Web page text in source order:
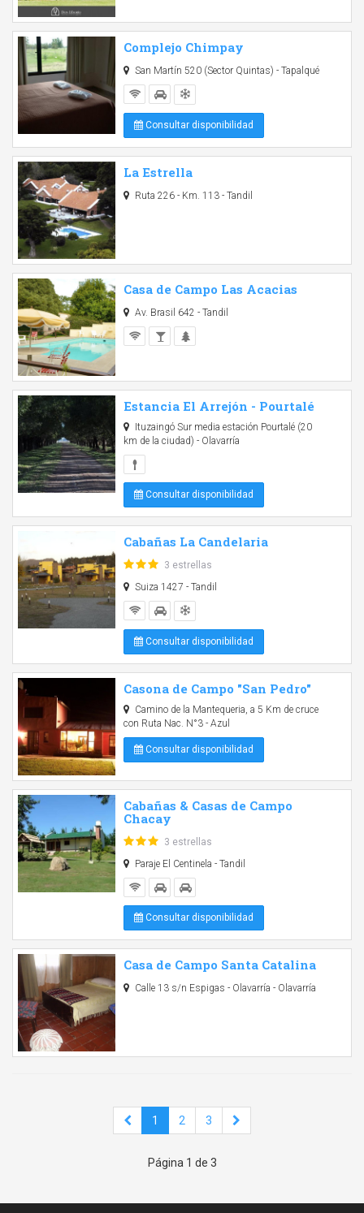
Complejo Chimpay
San Martín 520 (Sector Quintas) - Tapalqué
Consultar disponibilidad
La Estrella
Ruta 226 - Km. 113 - Tandil
Casa de Campo Las Acacias
Av. Brasil 642 - Tandil
Estancia El Arrejón - Pourtalé
Ituzaingó Sur media estación Pourtalé (20
km de la ciudad) - Olavarría
Consultar disponibilidad
Cabañas La Candelaria
3 estrellas
Suiza 1427 - Tandil
Consultar disponibilidad
Casona de Campo "San Pedro"
Camino de la Mantequeria, a 5 Km de cruce
con Ruta Nac. N°3 - Azul
Consultar disponibilidad
Cabañas & Casas de Campo
Chacay
3 estrellas
Paraje El Centinela - Tandil
Consultar disponibilidad
Casa de Campo Santa Catalina
Calle 13 s/n Espigas - Olavarría - Olavarría
1 2 3
Página 1 de 3